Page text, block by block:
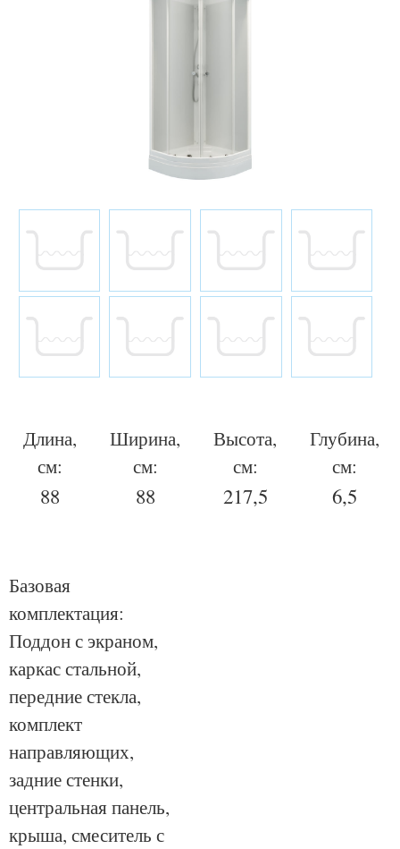
Длина,
см:
88
Ширина,
см:
88
Высота,
см:
217,5
Глубина,
см:
6,5
Базовая
комплектация:
Поддон с экраном,
каркас стальной,
передние стекла,
комплект
направляющих,
задние стенки,
центральная панель,
крыша, смеситель с